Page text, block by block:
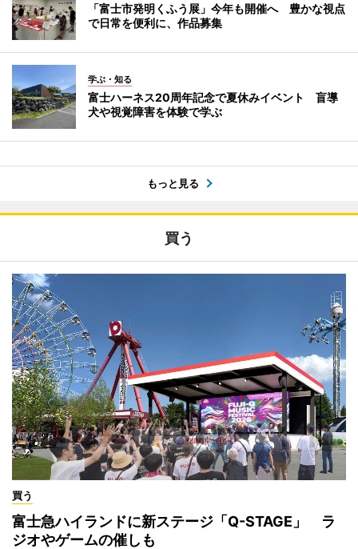
「富士市発明くふう展」今年も開催へ 豊かな視点
で日常を便利に、作品募集
学ぶ・知る
富士ハーネス20周年記念で夏休みイベント 盲導
犬や視覚障害を体験で学ぶ
もっと見る
買う
買う
富士急ハイランドに新ステージ「Q-STAGE」 ラ
ジオやゲームの催しも